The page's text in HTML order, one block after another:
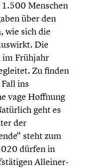
1.500 Menschen
über den
wie sich die
Die
im Frühjahr
Zu finden
ins
vage Hoffnung
geht es
der
steht zum
dürfen in
Allein­er­